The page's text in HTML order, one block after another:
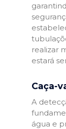
realizar
estará
Caça-
A
água e